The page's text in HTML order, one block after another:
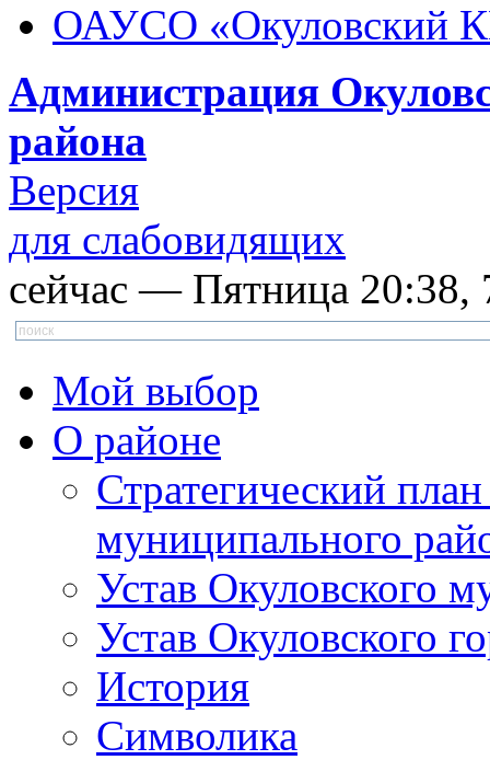
ОАУСО «Окуловский
Администрация
района
Версия
для слабовидящих
сейчас — Пятница 20:38,
Мой выбор
О районе
Стратегический
муниципального
Устав Окуловского
Устав Окуловского
История
Символика